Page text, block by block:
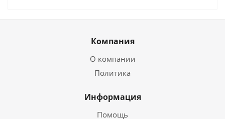
Компания
О компании
Политика
Информация
Помощь